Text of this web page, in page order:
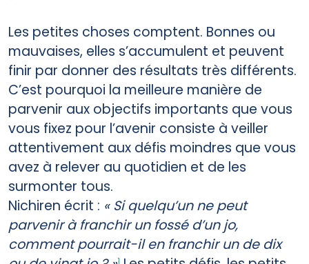
Les petites choses comptent. Bonnes ou
mauvaises, elles s’accumulent et peuvent
finir par donner des résultats très différents.
C’est pourquoi la meilleure manière de
parvenir aux objectifs importants que vous
vous fixez pour l’avenir consiste à veiller
attentivement aux défis moindres que vous
avez à relever au quotidien et de les
surmonter tous.
Nichiren écrit : « Si quelqu’un ne peut
parvenir à franchir un fossé d’un jo,
comment pourrait-il en franchir un de dix
1